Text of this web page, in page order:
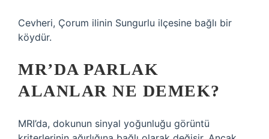
Cevheri, Çorum ilinin Sungurlu ilçesine bağlı bir
köydür.
MR’DA PARLAK
ALANLAR NE DEMEK?
MRI’da, dokunun sinyal yoğunluğu görüntü